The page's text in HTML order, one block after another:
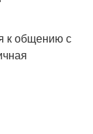
к общению с